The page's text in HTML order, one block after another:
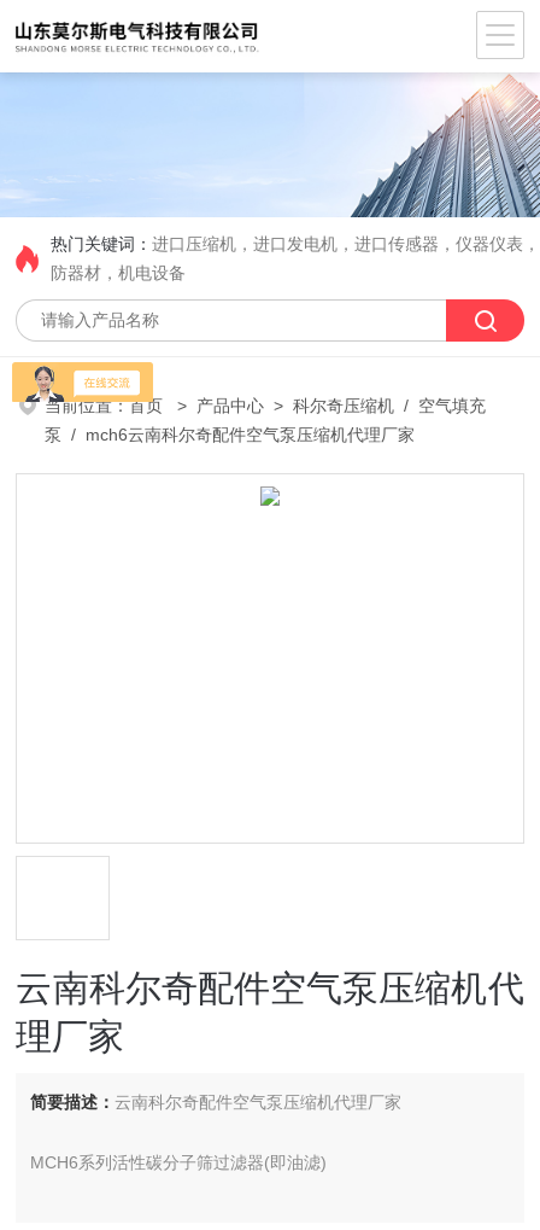
热门关键词：进口压缩机，进口发电机，进口传感器，仪器仪表
防器材，机电设备
当前位置：首页 > 产品中心 >科尔奇压缩机 / 空气填充
泵 / mch6云南科尔奇配件空气泵压缩机代理厂家
云南科尔奇配件空气泵压缩机代
理厂家
简要描述：云南科尔奇配件空气泵压缩机代理厂家
MCH6系列活性碳分子筛过滤器(即油滤)